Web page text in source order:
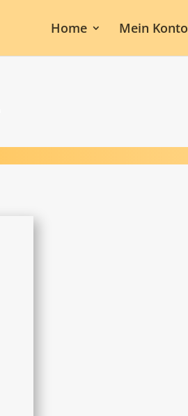
Home Mein Konto